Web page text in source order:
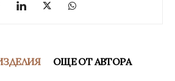
ОЩЕ ОТ АВТОРА